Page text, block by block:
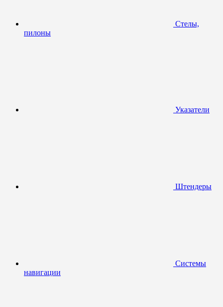
Стелы,
пилоны
Указатели
Штендеры
Системы
навигации